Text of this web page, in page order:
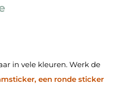
in vele kleuren. Werk de
een ronde sticker